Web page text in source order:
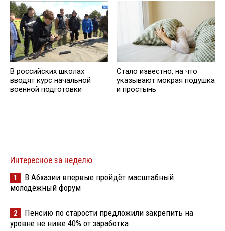
В российских школах
вводят курс начальной
военной подготовки
Стало известно, на что
указывают мокрая подушка
и простынь
Интересное за неделю
1
В Абхазии впервые пройдёт масштабный
молодёжный форум
2
Пенсию по старости предложили закрепить на
уровне не ниже 40% от заработка